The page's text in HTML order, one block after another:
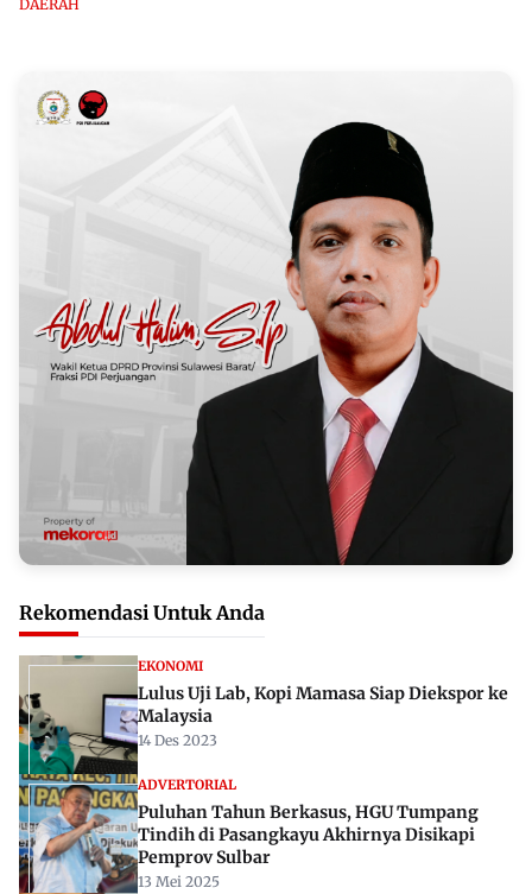
DAERAH
Rekomendasi Untuk Anda
EKONOMI
Lulus Uji Lab, Kopi Mamasa Siap Diekspor ke
Malaysia
14 Des 2023
ADVERTORIAL
Puluhan Tahun Berkasus, HGU Tumpang
Tindih di Pasangkayu Akhirnya Disikapi
Pemprov Sulbar
13 Mei 2025